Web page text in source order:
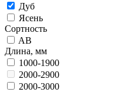
Дуб
Ясень
Сортность
AB
Длина, мм
1000-1900
2000-2900
2000-3000